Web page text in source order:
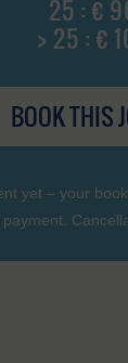
25 : €
> 25 : €
BOOK THIS
yet – your
payment.